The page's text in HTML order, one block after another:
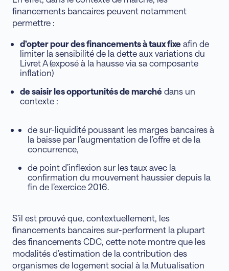
financements bancaires peuvent notamment
permettre :
d’opter pour des financements à taux fixe afin de
limiter la sensibilité de la dette aux variations du
Livret A (exposé à la hausse via sa composante
inflation)
de saisir les opportunités de marché dans un
contexte :
de sur-liquidité poussant les marges bancaires à
la baisse par l’augmentation de l’offre et de la
concurrence,
de point d’inflexion sur les taux avec la
confirmation du mouvement haussier depuis la
fin de l’exercice 2016.
S’il est prouvé que, contextuellement, les
financements bancaires sur-performent la plupart
des financements CDC, cette note montre que les
modalités d’estimation de la contribution des
organismes de logement social à la Mutualisation